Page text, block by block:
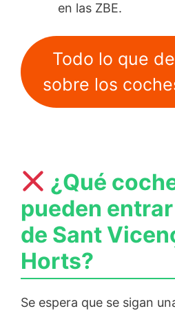
en las ZBE.
Todo lo que
sobre los
¿Qué
pueden entrar
de Sant
Horts?
Se espera que se sigan